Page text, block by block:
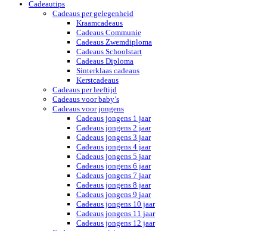
Cadeautips
Cadeaus per gelegenheid
Kraamcadeaus
Cadeaus Communie
Cadeaus Zwemdiploma
Cadeaus Schoolstart
Cadeaus Diploma
Sinterklaas cadeaus
Kerstcadeaus
Cadeaus per leeftijd
Cadeaus voor baby’s
Cadeaus voor jongens
Cadeaus jongens 1 jaar
Cadeaus jongens 2 jaar
Cadeaus jongens 3 jaar
Cadeaus jongens 4 jaar
Cadeaus jongens 5 jaar
Cadeaus jongens 6 jaar
Cadeaus jongens 7 jaar
Cadeaus jongens 8 jaar
Cadeaus jongens 9 jaar
Cadeaus jongens 10 jaar
Cadeaus jongens 11 jaar
Cadeaus jongens 12 jaar